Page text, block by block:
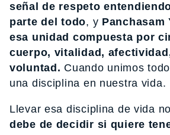
señal de respeto
parte del todo, y Panchasam
esa unidad compuesta por
cuerpo, vitalidad,
voluntad. Cuando unimos
una disciplina en nuestra vida.
Llevar esa disciplina de vida
debe de decidir si quiere